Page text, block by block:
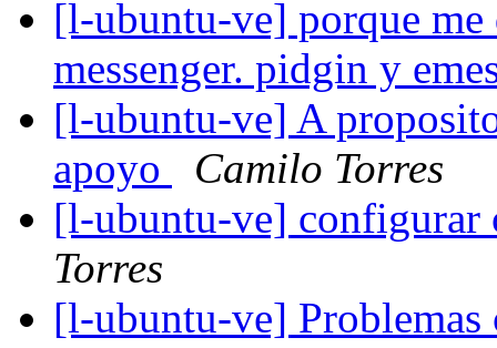
[l-ubuntu-ve] porque
messenger. pidgin y
[l-ubuntu-ve] A
apoyo
Camilo Torres
[l-ubuntu-ve] configurar
Torres
[l-ubuntu-ve]